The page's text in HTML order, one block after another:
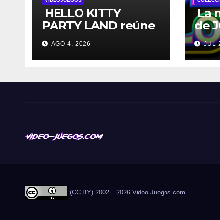
HELLO KITTY
PARTY LAND reúne
a todos tus
personajes favoritos
en un solo lugar; ya
las preventas
AGO 4, 2026
La
de
deJUL
(CC BY) 2002 – 2026 Video-Juegos.com